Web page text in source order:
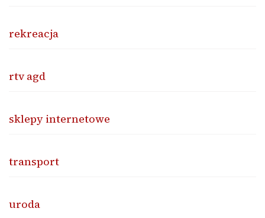
rekreacja
rtv agd
sklepy internetowe
transport
uroda